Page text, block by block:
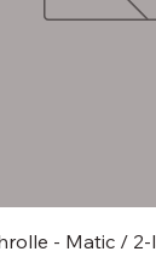
- Matic / 2-